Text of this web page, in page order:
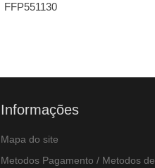
FFP551130
Informações
Mapa do site
Metodos Pagamento / Metodos de